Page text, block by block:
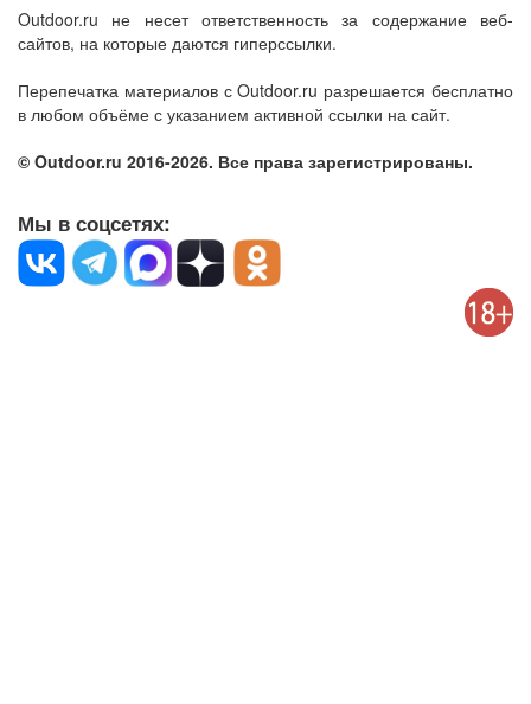
Outdoor.ru не несет ответственность за содержание веб-
сайтов, на которые даются гиперссылки.
Перепечатка материалов с Outdoor.ru разрешается бесплатно
в любом объёме с указанием активной ссылки на сайт.
© Outdoor.ru 2016-2026. Все права зарегистрированы.
Мы в соцсетях: